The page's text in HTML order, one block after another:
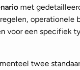
met
operationele
voor een specifiek
twee